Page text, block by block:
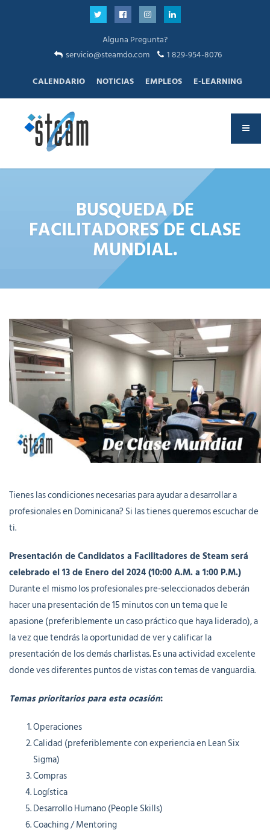
Alguna Pregunta?
servicio@steamdo.com
1 829-954-8076
CALENDARIO
NOTICIAS EMPLEOS E-LEARNING
BUSQUEDA DE
FACILITADORES DE CLASE
MUNDIAL.
Tienes las condiciones necesarias para ayudar a desarrollar a
profesionales en Dominicana? Si las tienes queremos escuchar de
ti.
Presentación de Candidatos a Facilitadores de Steam será
celebrado el 13 de Enero del 2024 (10:00 A.M. a 1:00 P.M.)
Durante el mismo los profesionales pre-seleccionados deberán
hacer una presentación de 15 minutos con un tema que le
apasione (preferiblemente un caso práctico que haya liderado), a
la vez que tendrás la oportunidad de ver y calificar la
presentación de los demás charlistas. Es una actividad excelente
donde ves diferentes puntos de vistas con temas de vanguardia.
Temas prioritarios para esta ocasión:
Operaciones
Calidad (preferiblemente con experiencia en Lean Six
Sigma)
Compras
Logística
Desarrollo Humano (People Skills)
Coaching / Mentoring